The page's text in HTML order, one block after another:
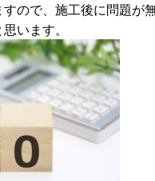
ので、施工後に問題が
います。